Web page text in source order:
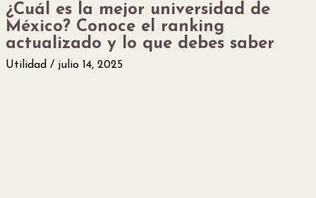
Inicio
Noticias
¿Cuál es la mejor universidad de
México? Conoce el ranking
actualizado y lo que debes saber
Utilidad julio 14, 2025